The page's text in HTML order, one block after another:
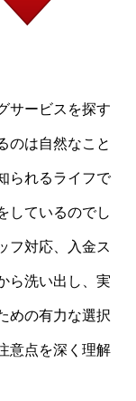
サービスを探す
のは自然なこと
られるライフで
しているのでし
フ対応、入金ス
ら洗い出し、実
めの有力な選択
意点を深く理解